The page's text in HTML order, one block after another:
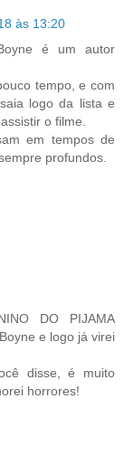
às 13:20
é um autor
tempo, e com
logo da lista e
o filme.
em tempos de
profundos.
DO PIJAMA
e logo já virei
disse, é muito
horrores!